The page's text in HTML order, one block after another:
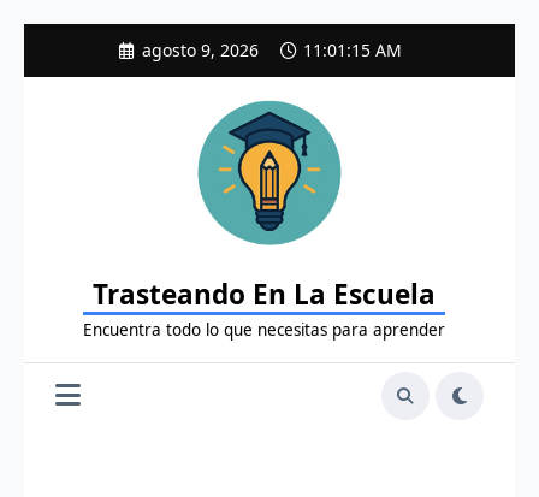
agosto 9, 2026 11:01:16 AM
Trasteando En La Escuela
Encuentra todo lo que necesitas para aprender